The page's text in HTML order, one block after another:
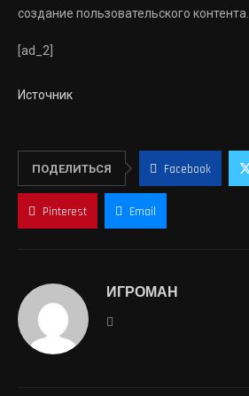
создание пользовательского контента.
[ad_2]
Источник
ПОДЕЛИТЬСЯ Facebook
Pinterest Email
ИГРОМАН